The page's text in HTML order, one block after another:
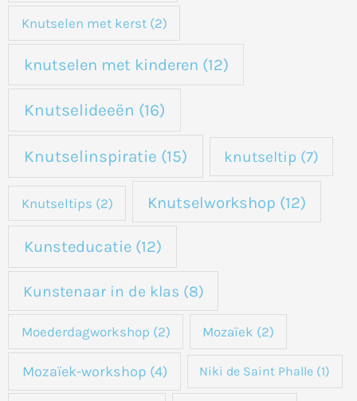
Knutselen met kerst(2)
knutselen met kinderen (12)
Knutselideeën (16)
Knutselinspiratie (15) knutseltip (7)
Knutseltips (2) Knutselworkshop (12)
Kunsteducatie(12)
Kunstenaar in de klas (8)
Moederdagworkshop (2) Mozaïek (2)
Mozaïek-workshop (4) Niki de Saint Phalle (1)